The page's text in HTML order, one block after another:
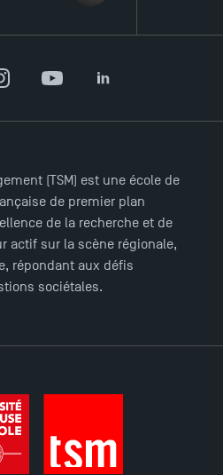
YouTubeLinkedIn
(TSM) est une école de
de premier plan
de la recherche et de
actif sur la scène régionale,
répondant aux défis
sociétales.